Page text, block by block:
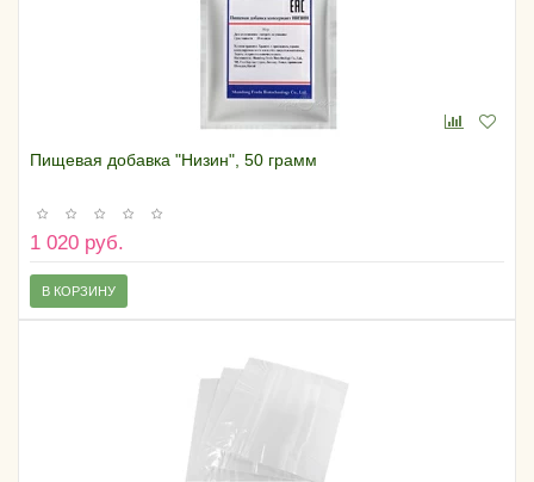
Пищевая добавка "Низин", 50 грамм
1 020 руб.
В КОРЗИНУ